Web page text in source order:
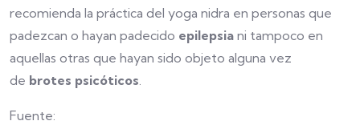
recomienda la práctica del yoga nidra en personas que
padezcan o hayan padecido epilepsia ni tampoco en
aquellas otras que hayan sido objeto alguna vez
de brotes psicóticos.
Fuente: